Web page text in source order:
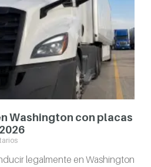
Washington con placas
legalmente en Washington